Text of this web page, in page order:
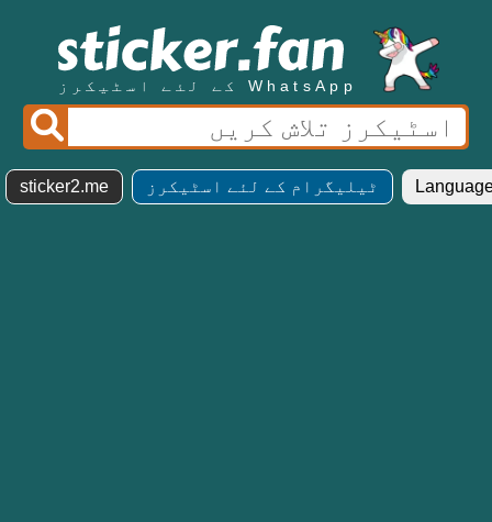
WhatsApp کے لئے اسٹیکرز
ٹیلیگرام کے لئے اسٹیکرز sticker2.me